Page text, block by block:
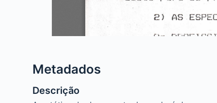
Metadados
Descrição